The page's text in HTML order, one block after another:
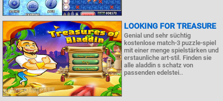
LOOKING FOR TREASURE
Genial und sehr süchtig
kostenlose match-3 puzzle-spiel
mit einer menge spielstärken und
erstaunliche art-stil. Finden sie
alle aladdin s schatz von
passenden edelstei..